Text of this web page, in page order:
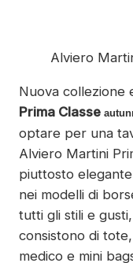
Alviero
Nuova collezione
Prima Classe
optare per una
Alviero Martini
piuttosto
nei modelli di
tutti gli stili e
consistono di
medico e mini